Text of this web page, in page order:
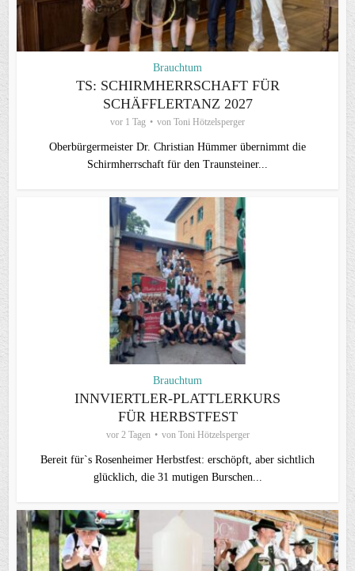
Brauchtum
TS: SCHIRMHERRSCHAFT FÜR
SCHÄFFLERTANZ 2027
vor 1 Tag von Toni Hötzelsperger
Oberbürgermeister Dr. Christian Hümmer übernimmt die
Schirmherrschaft für den Traunsteiner...
Brauchtum
INNVIERTLER-PLATTLERKURS
FÜR HERBSTFEST
vor 2 Tagen von Toni Hötzelsperger
Bereit für`s Rosenheimer Herbstfest: erschöpft, aber sichtlich
glücklich, die 31 mutigen Burschen...